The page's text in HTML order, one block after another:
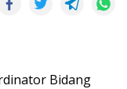
Bidang